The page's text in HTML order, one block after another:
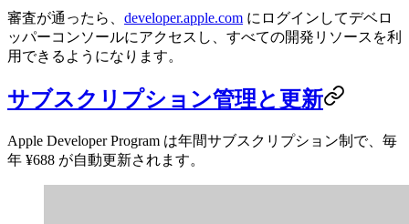
審査が通ったら、 developer.apple.com にログインしてデベロ
ッパーコンソールにアクセスし、すべての開発リソースを利
用できるようになります。
サブスクリプション管理と更新
Apple Developer Program は年間サブスクリプション制で、毎
年 ¥688 が自動更新されます。